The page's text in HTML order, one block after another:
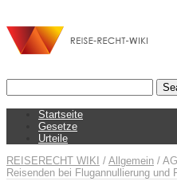
Startseite
Gesetze
Urteile
REISERECHT WIKI / Allgemein /
Reisenden bei Flugannullierung und